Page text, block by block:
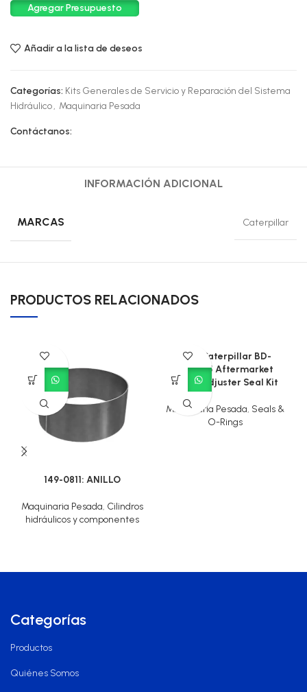
Agregar Presupuesto
Añadir a la lista de deseos
Categorías: Kits Generales de Servicio y Reparación del Sistema
Hidráulico, Maquinaria Pesada
Contáctanos:
INFORMACIÓN ADICIONAL
MARCAS Caterpillar
PRODUCTOS RELACIONADOS
149-0811: ANILLO
Maquinaria Pesada, Cilindros
hidráulicos y componentes
CAT Caterpillar BD-
904405 Aftermarket
Track Adjuster Seal Kit
Maquinaria Pesada, Seals &
O-Rings
Categorías
Productos
Quiénes Somos